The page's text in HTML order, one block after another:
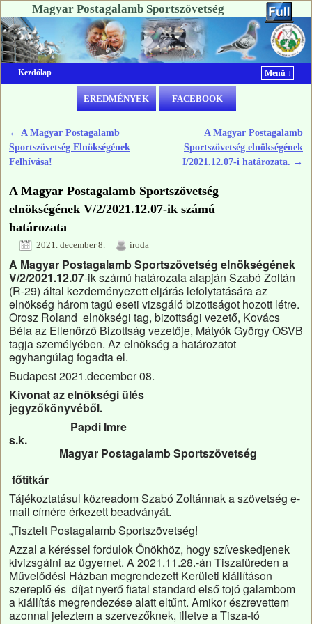
Magyar Postagalamb Sportszövetség
Kezdőlap Menü ↓
Ugrás a főtartalomra
Ugrás a másodlagos tartalomra
EREDMÉNYEK FACEBOOK
Bejegyzés navigáció
← A Magyar Postagalamb
Sportszövetség Elnökségének
Felhívása!
A Magyar Postagalamb
Sportszövetség elnökségének
I/2021.12.07-i határozata. →
A Magyar Postagalamb Sportszövetség
elnökségének V/2/2021.12.07-ik számú
határozata
2021. december 8. iroda
A Magyar Postagalamb Sportszövetség elnökségének
V/2/2021.12.07-ik számú határozata alapján Szabó Zoltán
(R-29) által kezdeményezett eljárás lefolytatására az
elnökség három tagú eseti vizsgáló bizottságot hozott létre.
Orosz Roland elnökségi tag, bizottsági vezető, Kovács
Béla az Ellenőrző Bizottság vezetője, Mátyók György OSVB
tagja személyében. Az elnökség a határozatot
egyhangúlag fogadta el.
Budapest 2021.december 08.
Kivonat az elnökségi ülés
jegyzőkönyvéből.
Papdi Imre
s.k.
Magyar Postagalamb Sportszövetség
főtitkár
Tájékoztatásul közreadom Szabó Zoltánnak a szövetség e-
mail címére érkezett beadványát.
„Tisztelt Postagalamb Sportszövetség!
Azzal a kéréssel fordulok Önökhöz, hogy szíveskedjenek
kivizsgálni az ügyemet. A 2021.11.28.-án Tiszafüreden a
Művelődési Házban megrendezett Kerületi kiállításon
szereplő és díjat nyerő fiatal standard első tojó galambom
a kiállítás megrendezése alatt eltűnt. Amikor észrevettem
azonnal jeleztem a szervezőknek, illetve a Tisza-tó